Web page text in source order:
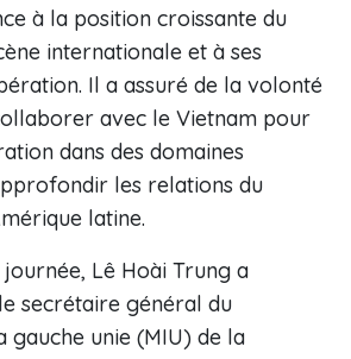
à la position croissante du
internationale et à ses
Il a assuré de la volonté
avec le Vietnam pour
dans des domaines
les relations du
latine.
Lê Hoài Trung a
secrétaire général du
gauche unie (MIU) de la